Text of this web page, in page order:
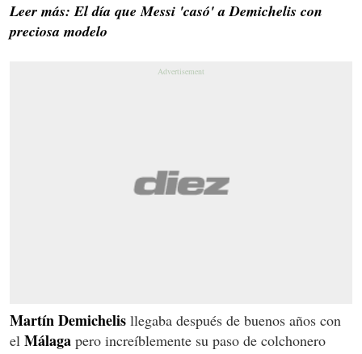
Leer más: El día que Messi 'casó' a Demichelis con
preciosa modelo
Martín Demichelis llegaba después de buenos años con
el Málaga pero increíblemente su paso de colchonero